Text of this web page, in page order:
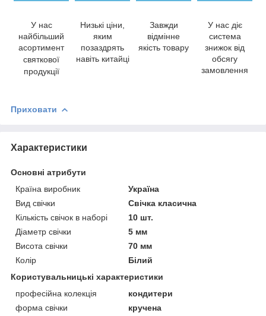
У нас
найбільший
асортимент
святкової
продукції
Низькі ціни,
яким
позаздрять
навіть китайці
Завжди
відмінне
якість товару
У нас діє
система
знижок від
обсягу
замовлення
Приховати
Характеристики
Основні атрибути
Країна виробник
Україна
Вид свічки
Свічка класична
Кількість свічок в наборі
10 шт.
Діаметр свічки
5 мм
Висота свічки
70 мм
Колір
Білий
Користувальницькі характеристики
професійна колекція
кондитери
форма свічки
кручена